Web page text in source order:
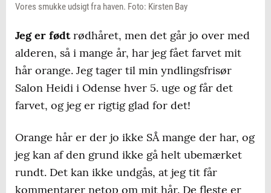
Vores smukke udsigt fra haven. Foto: Kirsten Bay
Jeg er fødtrødhåret, men det går jo over med
alderen, så i mange år, har jeg fået farvet mit
hår orange. Jeg tager til min yndlingsfrisør
Salon Heidi i Odense hver 5. uge og får det
farvet, og jeg er rigtig glad for det!
Orange hår er der jo ikke SÅ mange der har, og
jeg kan af den grund ikke gå helt ubemærket
rundt. Det kan ikke undgås, at jeg tit får
kommentarer netop om mit hår. De fleste er